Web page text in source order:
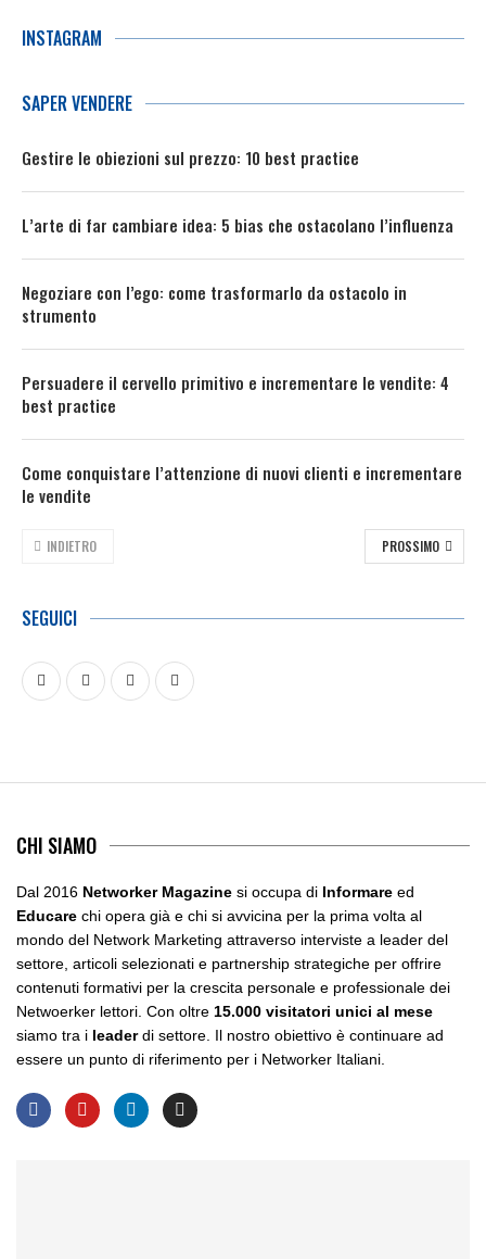
INSTAGRAM
SAPER VENDERE
Gestire le obiezioni sul prezzo: 10 best practice
L’arte di far cambiare idea: 5 bias che ostacolano l’influenza
Negoziare con l’ego: come trasformarlo da ostacolo in
strumento
Persuadere il cervello primitivo e incrementare le vendite: 4
best practice
Come conquistare l’attenzione di nuovi clienti e incrementare
le vendite
INDIETRO PROSSIMO
SEGUICI
CHI SIAMO
Dal 2016 Networker Magazine si occupa di Informare ed
Educare chi opera già e chi si avvicina per la prima volta al
mondo del Network Marketing attraverso interviste a leader del
settore, articoli selezionati e partnership strategiche per offrire
contenuti formativi per la crescita personale e professionale dei
Netwoerker lettori. Con oltre 15.000 visitatori unici al mese
siamo tra i leaderdi settore. Il nostro obiettivo è continuare ad
essere un punto di riferimento per i Networker Italiani.